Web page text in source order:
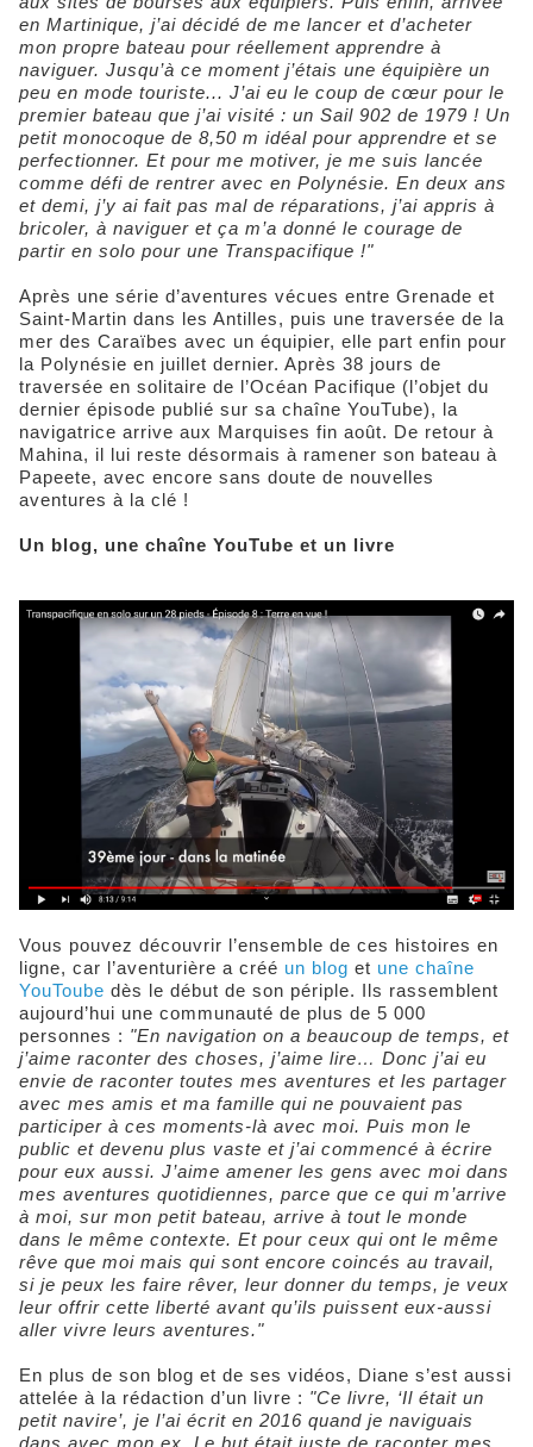
en Martinique, j’ai décidé de me lancer et d’acheter
mon propre bateau pour réellement apprendre à
naviguer. Jusqu’à ce moment j’étais une équipière un
peu en mode touriste... J’ai eu le coup de cœur pour le
premier bateau que j’ai visité : un Sail 902 de 1979 ! Un
petit monocoque de 8,50 m idéal pour apprendre et se
perfectionner. Et pour me motiver, je me suis lancée
comme défi de rentrer avec en Polynésie. En deux ans
et demi, j’y ai fait pas mal de réparations, j’ai appris à
bricoler, à naviguer et ça m’a donné le courage de
partir en solo pour une Transpacifique !"
Après une série d’aventures vécues entre Grenade et
Saint-Martin dans les Antilles, puis une traversée de la
mer des Caraïbes avec un équipier, elle part enfin pour
la Polynésie en juillet dernier. Après 38 jours de
traversée en solitaire de l’Océan Pacifique (l’objet du
dernier épisode publié sur sa chaîne YouTube), la
navigatrice arrive aux Marquises fin août. De retour à
Mahina, il lui reste désormais à ramener son bateau à
Papeete, avec encore sans doute de nouvelles
aventures à la clé !
Un blog, une chaîne YouTube et un livre
Vous pouvez découvrir l’ensemble de ces histoires en
ligne, car l’aventurière a créé un blog et une chaîne
YouToube dès le début de son périple. Ils rassemblent
aujourd’hui une communauté de plus de 5 000
personnes : "En navigation on a beaucoup de temps, et
j’aime raconter des choses, j’aime lire… Donc j’ai eu
envie de raconter toutes mes aventures et les partager
avec mes amis et ma famille qui ne pouvaient pas
participer à ces moments-là avec moi. Puis mon le
public et devenu plus vaste et j’ai commencé à écrire
pour eux aussi. J’aime amener les gens avec moi dans
mes aventures quotidiennes, parce que ce qui m’arrive
à moi, sur mon petit bateau, arrive à tout le monde
dans le même contexte. Et pour ceux qui ont le même
rêve que moi mais qui sont encore coincés au travail,
si je peux les faire rêver, leur donner du temps, je veux
leur offrir cette liberté avant qu’ils puissent eux-aussi
aller vivre leurs aventures."
En plus de son blog et de ses vidéos, Diane s’est aussi
attelée à la rédaction d’un livre : "Ce livre, ‘Il était un
petit navire’, je l’ai écrit en 2016 quand je naviguais